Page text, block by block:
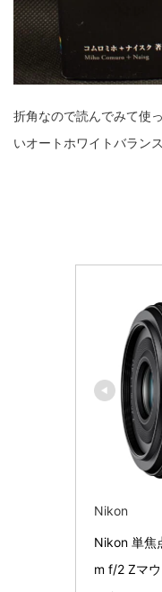
折角なので読んでみて使
いオートホワイトバラン
Nikon
Nikon 単焦
m f/2 Zマ